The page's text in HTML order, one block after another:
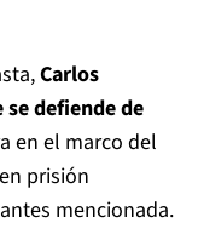
Carlos
defiende de
en el marco del
prisión
mencionada.